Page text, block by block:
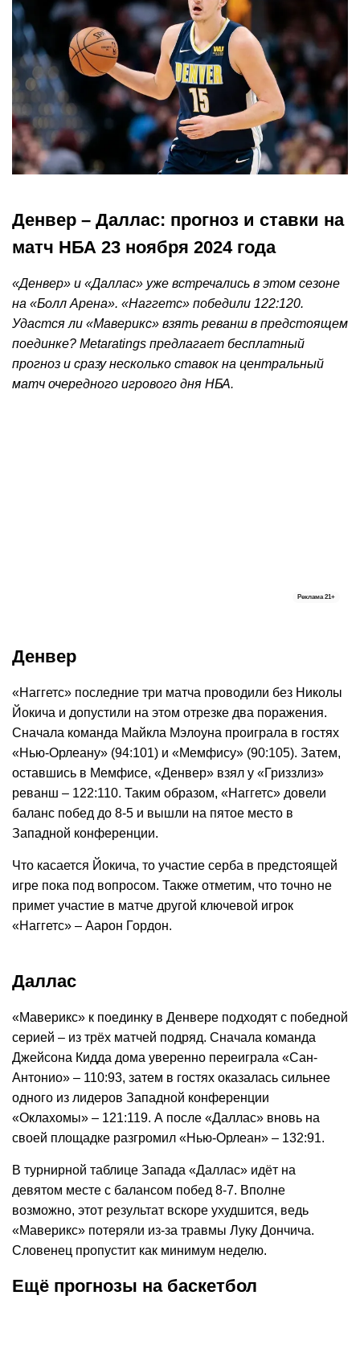
Денвер – Даллас: прогноз и ставки на
матч НБА 23 ноября 2024 года
«Денвер» и «Даллас» уже встречались в этом сезоне
на «Болл Арена». «Наггетс» победили 122:120.
Удастся ли «Маверикс» взять реванш в предстоящем
поединке? Metaratings предлагает бесплатный
прогноз и сразу несколько ставок на центральный
матч очередного игрового дня НБА.
Реклама 21+
Денвер
«Наггетс» последние три матча проводили без Николы
Йокича и допустили на этом отрезке два поражения.
Сначала команда Майкла Мэлоуна проиграла в гостях
«Нью-Орлеану» (94:101) и «Мемфису» (90:105). Затем,
оставшись в Мемфисе, «Денвер» взял у «Гриззлиз»
реванш – 122:110. Таким образом, «Наггетс» довели
баланс побед до 8-5 и вышли на пятое место в
Западной конференции.
Что касается Йокича, то участие серба в предстоящей
игре пока под вопросом. Также отметим, что точно не
примет участие в матче другой ключевой игрок
«Наггетс» – Аарон Гордон.
Даллас
«Маверикс» к поединку в Денвере подходят с победной
серией – из трёх матчей подряд. Сначала команда
Джейсона Кидда дома уверенно переиграла «Сан-
Антонио» – 110:93, затем в гостях оказалась сильнее
одного из лидеров Западной конференции
«Оклахомы» – 121:119. А после «Даллас» вновь на
своей площадке разгромил «Нью-Орлеан» – 132:91.
В турнирной таблице Запада «Даллас» идёт на
девятом месте с балансом побед 8-7. Вполне
возможно, этот результат вскоре ухудшится, ведь
«Маверикс» потеряли из-за травмы Луку Дончича.
Словенец пропустит как минимум неделю.
Ещё прогнозы на баскетбол